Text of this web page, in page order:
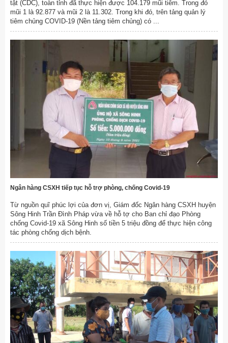
tật (CDC), toàn tỉnh đã thực hiện được 104.179 mũi tiêm. Trong đó
mũi 1 là 92.877 và mũi 2 là 11.302. Trong khi đó, trên tảng quản lý
tiêm chủng COVID-19 (Nền tảng tiêm chủng) có ...
Ngân hàng CSXH tiếp tục hỗ trợ phòng, chống Covid-19
Từ nguồn quĩ phúc lợi của đơn vị, Giám đốc Ngân hàng CSXH huyện
Sông Hinh Trần Đình Pháp vừa về hỗ tợ cho Ban chỉ đạo Phòng
chống Covid-19 xã Sông Hinh số tiền 5 triệu đồng để thực hiện công
tác phòng chống dịch bệnh.